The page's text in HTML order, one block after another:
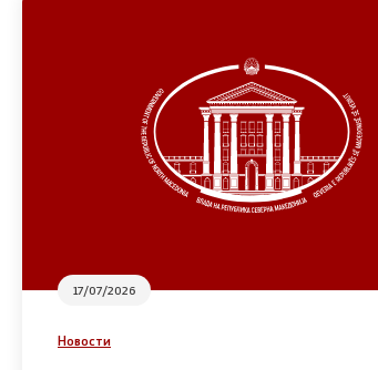
17/07/2026
Новости